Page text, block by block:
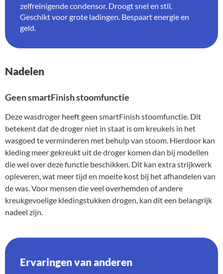
zelfreinigende condensor. Droogt snel en stil.
Geschikt voor grote ladingen. Bespaart energie en
geld.
Nadelen
Geen smartFinish stoomfunctie
Deze wasdroger heeft geen smartFinish stoomfunctie. Dit
betekent dat de droger niet in staat is om kreukels in het
wasgoed te verminderen met behulp van stoom. Hierdoor kan
kleding meer gekreukt uit de droger komen dan bij modellen
die wel over deze functie beschikken. Dit kan extra strijkwerk
opleveren, wat meer tijd en moeite kost bij het afhandelen van
de was. Voor mensen die veel overhemden of andere
kreukgevoelige kledingstukken drogen, kan dit een belangrijk
nadeel zijn.
Ervaringen van anderen